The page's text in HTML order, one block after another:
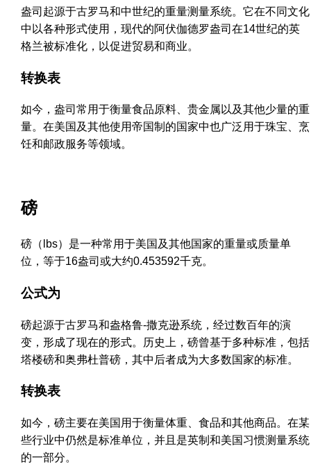
盎司起源于古罗马和中世纪的重量测量系统。它在不同文化
中以各种形式使用，现代的阿伏伽德罗盎司在14世纪的英
格兰被标准化，以促进贸易和商业。
转换表
如今，盎司常用于衡量食品原料、贵金属以及其他少量的重
量。在美国及其他使用帝国制的国家中也广泛用于珠宝、烹
饪和邮政服务等领域。
磅
磅（lbs）是一种常用于美国及其他国家的重量或质量单
位，等于16盎司或大约0.453592千克。
公式为
磅起源于古罗马和盎格鲁-撒克逊系统，经过数百年的演
变，形成了现在的形式。历史上，磅曾基于多种标准，包括
塔楼磅和奥弗杜普磅，其中后者成为大多数国家的标准。
转换表
如今，磅主要在美国用于衡量体重、食品和其他商品。在某
些行业中仍然是标准单位，并且是英制和美国习惯测量系统
的一部分。